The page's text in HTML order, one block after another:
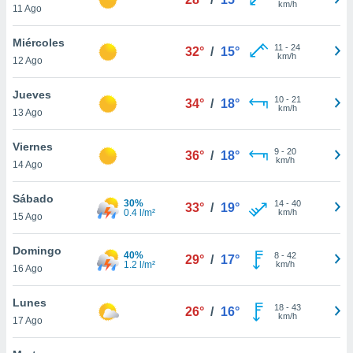
más
nuestra
y
disponible
cookies
aceptar
11 Ago
km/h
Miércoles
12 Ago
32° / 15° 11 - 24
km/h
Jueves
13 Ago
34° / 18° 10- 21
km/h
Viernes
14 Ago
36° / 18° 9- 20
km/h
Sábado
15 Ago
30%
0.4 l/m²
33° / 19° 14- 40
km/h
Domingo
16 Ago
40%
1.2 l/m²
29° / 17° 8- 42
km/h
Lunes
17 Ago
26° / 16° 18- 43
km/h